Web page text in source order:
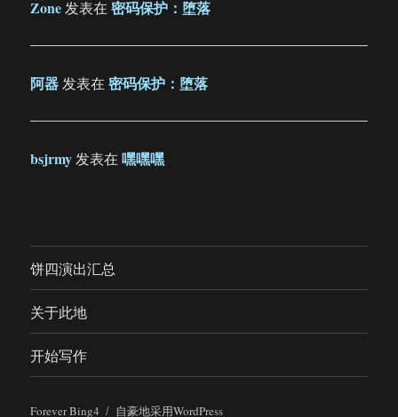
Zone发表在密码保护：堕落
阿器发表在密码保护：堕落
bsjrmy发表在嘿嘿嘿
饼四演出汇总
关于此地
开始写作
Forever Bing4 自豪地采用WordPress